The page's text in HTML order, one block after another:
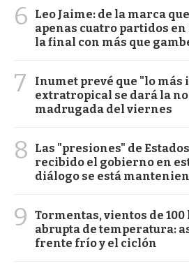
6
Leo Jaime: de la marca
apenas cuatro partidos en
la final con más que
7
Inumet prevé que "lo más
extratropical se dará la
madrugada del viernes
8
Las "presiones" de
recibido el gobierno en
diálogo se está
9
Tormentas, vientos de
abrupta de temperatura:
frente frío y el ciclón